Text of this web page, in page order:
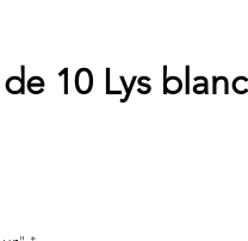
10 Lys blanc